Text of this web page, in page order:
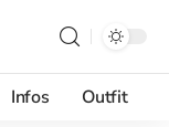
Infos Outfit